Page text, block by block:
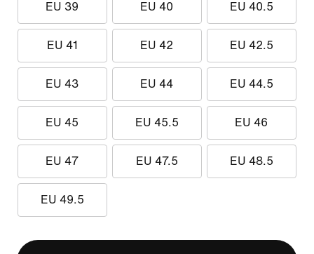
EU 39 EU 40 EU 40.5
EU 41 EU 42 EU 42.5
EU 43 EU 44 EU 44.5
EU 45 EU 45.5 EU 46
EU 47 EU 47.5 EU 48.5
EU 49.5